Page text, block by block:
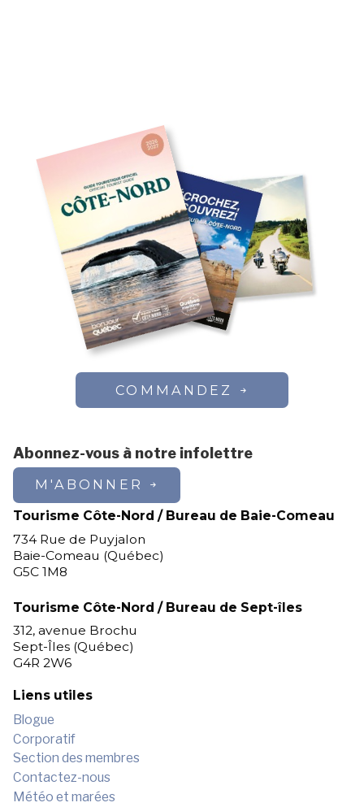
COMMANDEZ
Abonnez-vous à notre infolettre
M'ABONNER
Tourisme Côte-Nord / Bureau de Baie-Comeau
734 Rue de Puyjalon
Baie-Comeau (Québec)
G5C 1M8
Tourisme Côte-Nord / Bureau de Sept-îles
312, avenue Brochu
Sept-Îles (Québec)
G4R 2W6
Liens utiles
Blogue
Corporatif
Section des membres
Contactez-nous
Météo et marées